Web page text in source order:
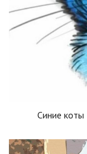
Синие коты